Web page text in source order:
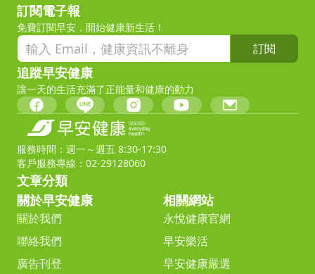
訂閱電子報
免費訂閱早安，開始健康新生活！
訂閱
追蹤早安健康
讓一天的生活充滿了正能量和健康的動力
服務時間：週一～週五 8:30-17:30
客戶服務專線：02-29128060
文章分類
關於早安健康
關於我們
聯絡我們
廣告刊登
相關網站
永悅健康官網
早安樂活
早安健康嚴選